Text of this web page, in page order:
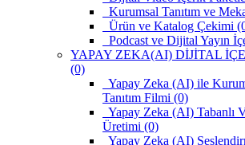
Kurumsal Tanıtım ve
Ürün ve Katalog Çekimi
Podcast ve Dijital Yayın
YAPAY ZEKA(AI) DİJİTAL
(0)
Yapay Zeka (AI) ile
Tanıtım Filmi (0)
Yapay Zeka (AI) Tabanlı
Üretimi (0)
Yapay Zeka (AI)